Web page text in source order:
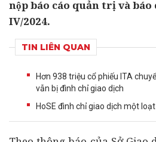
nộp báo cáo quản trị và
IV/2024.
TIN LIÊN QUAN
Hơn 938 triệu cổ phiếu ITA
vẫn bị đình chỉ giao dịch
HoSE đình chỉ giao dịch một